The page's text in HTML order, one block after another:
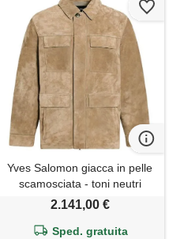
Yves Salomon giacca in pelle
scamosciata - toni neutri
2.141,00 €
Sped. gratuita